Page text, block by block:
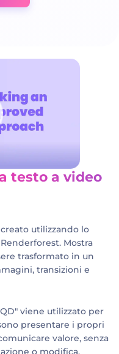
testo a video
utilizzando lo
Mostra
trasformato in un
transizioni e
viene utilizzato per
presentare i propri
valore, senza
o modifica.